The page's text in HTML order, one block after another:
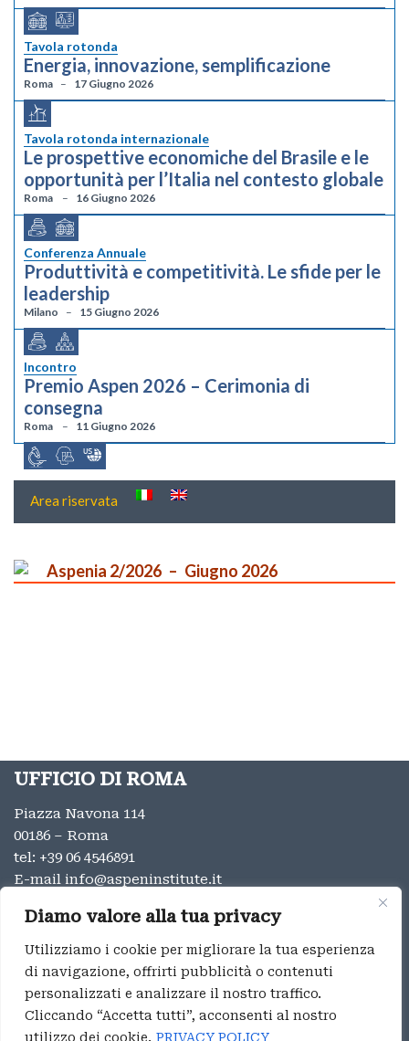
Diamo valore alla tua privacy
Utilizziamo i cookie per migliorare la tua esperienza
di navigazione, offrirti pubblicità o contenuti
personalizzati e analizzare il nostro traffico.
Cliccando “Accetta tutti”, acconsenti al nostro
utilizzo dei cookie. PRIVACY POLICY
Tavola rotonda
Energia, innovazione, semplificazione
Roma 17 Giugno 2026
Tavola rotonda internazionale
Le prospettive economiche del Brasile e le
opportunità per l’Italia nel contesto globale
Roma 16 Giugno 2026
Conferenza Annuale
Produttività e competitività. Le sfide per le
leadership
Milano 15 Giugno 2026
Incontro
Premio Aspen 2026 – Cerimonia di
consegna
Roma 11 Giugno 2026
Area riservata
Aspenia 2/2026 Giugno 2026
UFFICIO DI ROMA
Piazza Navona 114
00186 – Roma
tel: +39 06 4546891
E-mail info@aspeninstitute.it
UFFICIO DI MILANO
Via Vincenzo Monti 12
20123 – Milano
tel:+39 02 9996131
E-mail:info@aspeninstitute.it